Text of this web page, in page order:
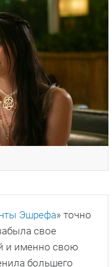
Эшрефа» точно
свое
и именно свою
большего